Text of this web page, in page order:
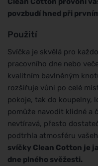
povzbudí hned při
Použití
Svíčka je skvělá pro
pracovního dne nebo
kvalitním bavlněným
rozšiřuje vůni po celé
pokoje, tak do koupelny,
pomůže navodit klidné a
nevtíravá, přesto
podtrhla atmosféru
svíčky Clean Cotton je
dne plného svěžesti.